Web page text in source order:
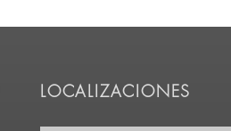
LOCALIZACIONES